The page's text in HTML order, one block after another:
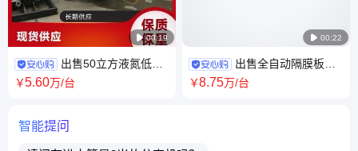
 00:19
出售50立方液氮低温
储罐 20立方氧氮氩二氧化碳贮
￥5.60万/台
 00:22
出售全自动隔膜板框
压滤机 自动拉板 厂家直供 售后
￥8.75万/台
智能提问